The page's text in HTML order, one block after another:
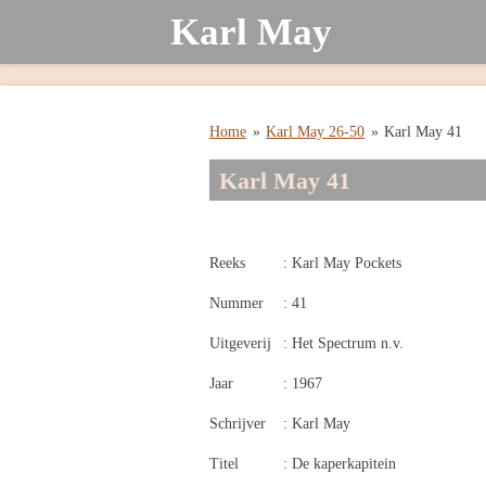
Karl May
Home » Karl May 26-50 » Karl May 41
Karl May 41
Reeks : Karl May Pockets
Nummer : 41
Uitgeverij : Het Spectrum n.v.
Jaar : 1967
Schrijver : Karl May
Titel : De kaperkapitein